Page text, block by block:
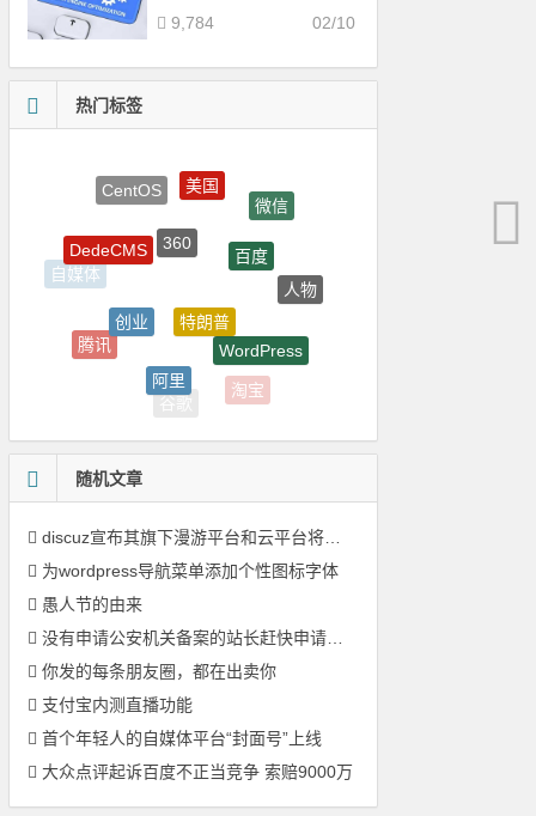
02/10
9,784
热门标签
CentOS
美国
微信
自媒体
DedeCMS
人物
插件
腾讯 WordPress
淘宝
谷歌
随机文章
discuz宣布其旗下漫游平台和云平台将停止服务
为wordpress导航菜单添加个性图标字体
愚人节的由来
没有申请公安机关备案的站长赶快申请吧！
你发的每条朋友圈，都在出卖你
支付宝内测直播功能
首个年轻人的自媒体平台“封面号”上线
大众点评起诉百度不正当竞争 索赔9000万